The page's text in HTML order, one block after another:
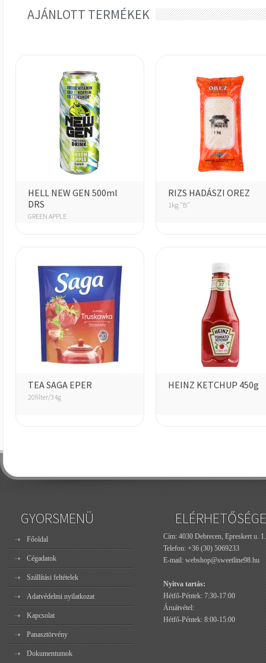
AJÁNLOTT TERMÉKEK
HELL NEW GEN 500ml
DRS
GREEN APPLE
RIZS HADÁSZI OREZ
1kg "B"
TEA SAGA EPER
20filter/34g
HEINZ KETCHUP 450g
GYORSMENÜ
Főoldal
Cégadatok
Szállítási feltételek
Adatvédelmi nyilatkozat
Kapcsolat
Panasztörvény
Dokumentumok
Cím: 4030 Debrecen, Epreskert u. 1.
Telefon: +36 (30) 5069233
E-mail: webshop@sweetline98.hu
Nyitva tartás:
Hétfő-Péntek: 7:30-17:00
Áruátvétel:
Hétfő-Péntek: 8:00-15:00